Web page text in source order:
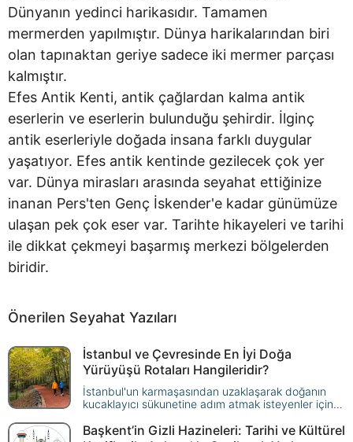
Dünyanın yedinci harikasıdır. Tamamen
mermerden yapılmıştır. Dünya harikalarından biri
olan tapınaktan geriye sadece iki mermer parçası
kalmıştır.
Efes Antik Kenti, antik çağlardan kalma antik
eserlerin ve eserlerin bulunduğu şehirdir. İlginç
antik eserleriyle doğada insana farklı duygular
yaşatıyor. Efes antik kentinde gezilecek çok yer
var. Dünya mirasları arasında seyahat ettiğinize
inanan Pers'ten Genç İskender'e kadar günümüze
ulaşan pek çok eser var. Tarihte hikayeleri ve tarihi
ile dikkat çekmeyi başarmış merkezi bölgelerden
biridir.
Önerilen Seyahat Yazıları
İstanbul ve Çevresinde En İyi Doğa
Yürüyüşü Rotaları Hangileridir?
İstanbul'un karmaşasından uzaklaşarak doğanın
kucaklayıcı sükunetine adım atmak isteyenler için
İstanbul ve çevresindeki gezilecek yerler o kadar
Başkent’in Gizli Hazineleri: Tarihi ve Kültürel